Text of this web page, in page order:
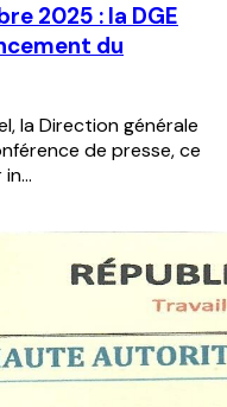
2025 : la DGE
du
la Direction générale
de presse, ce